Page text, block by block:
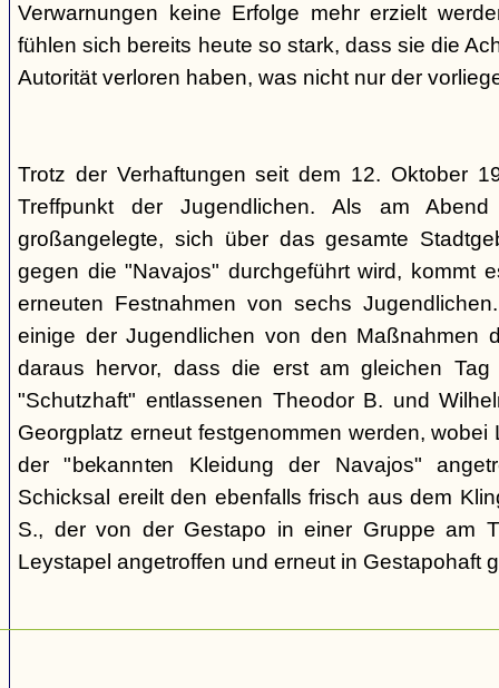
Verwarnungen keine Erfolge mehr erzielt
fühlen sich bereits heute so stark, dass sie die
Autorität verloren haben, was nicht nur der
Trotz der Verhaftungen seit dem 12. Oktober
Treffpunkt der Jugendlichen. Als am
großangelegte, sich über das gesamte
gegen die "Navajos" durchgeführt wird, kommt
erneuten Festnahmen von sechs
einige der Jugendlichen von den Maßnahmen
daraus hervor, dass die erst am gleichen Tag
"Schutzhaft" entlassenen Theodor B. und
Georgplatz erneut festgenommen werden, wobei
der "bekannten Kleidung der Navajos"
Schicksal ereilt den ebenfalls frisch aus dem
S., der von der Gestapo in einer Gruppe am
Leystapel angetroffen und erneut in Gestapohaft